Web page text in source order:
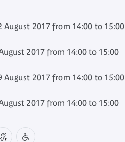
August 2017 from 14:00 to 15:00
2017 from 14:00 to 15:00
August 2017 from 14:00 to 15:00
2017 from 14:00 to 15:00